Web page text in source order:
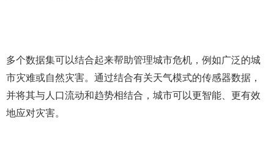
多个数据集可以结合起来帮助管理城市危机，例如广泛的城
市灾难或自然灾害。通过结合有关天气模式的传感器数据，
并将其与人口流动和趋势相结合，城市可以更智能、更有效
地应对灾害。